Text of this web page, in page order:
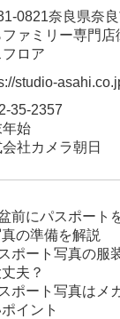
0821奈良県奈
ファミリー専門
フロア
studio-
35-2357
始
社カメラ朝日
前にパスポート
の準備を解説
ポート写真の服
夫？
ポート写真はメ
イント